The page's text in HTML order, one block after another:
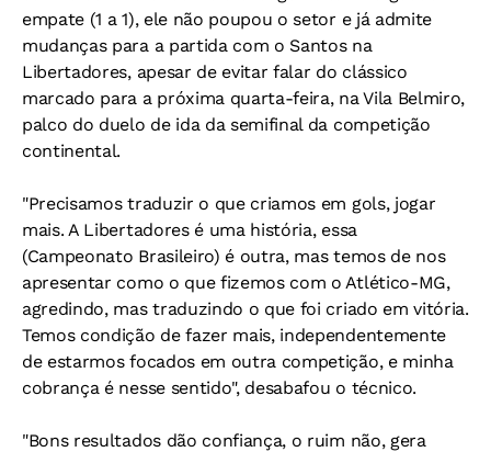
empate (1 a 1), ele não poupou o setor e já admite
mudanças para a partida com o Santos na
Libertadores, apesar de evitar falar do clássico
marcado para a próxima quarta-feira, na Vila Belmiro,
palco do duelo de ida da semifinal da competição
continental.
"Precisamos traduzir o que criamos em gols, jogar
mais. A Libertadores é uma história, essa
(Campeonato Brasileiro) é outra, mas temos de nos
apresentar como o que fizemos com o Atlético-MG,
agredindo, mas traduzindo o que foi criado em vitória.
Temos condição de fazer mais, independentemente
de estarmos focados em outra competição, e minha
cobrança é nesse sentido", desabafou o técnico.
"Bons resultados dão confiança, o ruim não, gera